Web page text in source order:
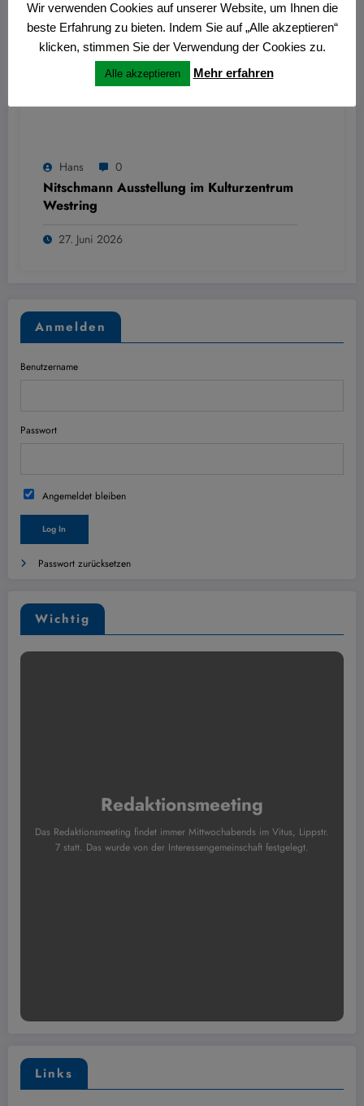
Hans 0
Nitschmann Ausstellung im Kulturzentrum
Westring
27. Juni 2026
Anmelden
Benutzername
Passwort
Angemeldet bleiben
Passwort zurücksetzen
Wichtig
Redaktionsmeeting
Das Redaktionsmeeting findet immer Mittwochabends im Vitus, Lippstr.
7 statt. Das wurde von der Interessengemeinschaft festgelegt.
Links
Wir verwenden Cookies auf unserer Website, um Ihnen die
beste Erfahrung zu bieten. Indem Sie auf „Alle akzeptieren“
klicken, stimmen Sie der Verwendung der Cookies zu.
Alle akzeptieren Mehr erfahren